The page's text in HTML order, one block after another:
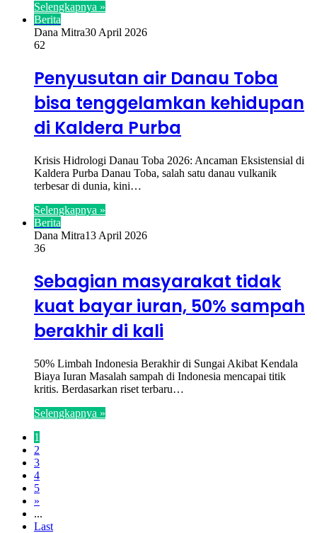
Selengkapnya »
Berita
Dana Mitra30 April 2026
62
Penyusutan air Danau Toba
bisa tenggelamkan kehidupan
di Kaldera Purba
Krisis Hidrologi Danau Toba 2026: Ancaman Eksistensial di
Kaldera Purba Danau Toba, salah satu danau vulkanik
terbesar di dunia, kini…
Selengkapnya »
Berita
Dana Mitra13 April 2026
36
Sebagian masyarakat tidak
kuat bayar iuran, 50% sampah
berakhir di kali
50% Limbah Indonesia Berakhir di Sungai Akibat Kendala
Biaya Iuran Masalah sampah di Indonesia mencapai titik
kritis. Berdasarkan riset terbaru…
Selengkapnya »
1
2
3
4
5
»
...
Last